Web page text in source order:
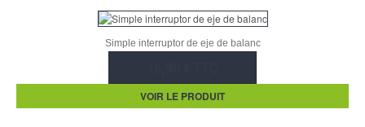
Simple interruptor de eje de balanc
VOIR LE PRODUIT